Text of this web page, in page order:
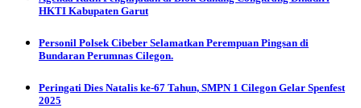
HKTI Kabupaten Garut
Personil Polsek Cibeber Selamatkan Perempuan Pingsan di
Bundaran Perumnas Cilegon.
Peringati Dies Natalis ke-67 Tahun, SMPN 1 Cilegon Gelar Spenfest
2025